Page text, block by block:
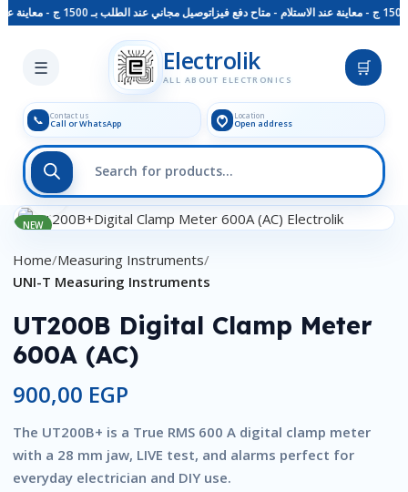
توصيل مجاني عند الطلب بـ 1500 ج - معاينة عند الاستلام - متاح دفع فيزا
☰ Electrolik
ALL ABOUT ELECTRONICS
🛒
📞 Contact us
Call or WhatsApp
Location
Open address
Skip to main content
NEW
Click to enlarge
Home Measuring Instruments
UNI-T Measuring Instruments
UT200B Digital Clamp Meter
600A (AC)
900,00 EGP
The UT200B+ is a True RMS 600 A digital clamp meter
with a 28 mm jaw, LIVE test, and alarms perfect for
everyday electrician and DIY use.